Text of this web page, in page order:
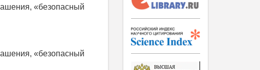
«безопасный
«безопасный